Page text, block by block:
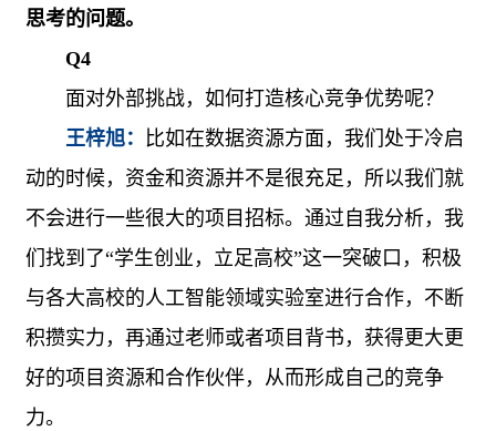
思考的问题。
Q4
面对外部挑战，如何打造核心竞争优势呢？
王梓旭： 比如在数据资源方面，我们处于冷启
动的时候，资金和资源并不是很充足，所以我们就
不会进行一些很大的项目招标。通过自我分析，我
们找到了“学生创业，立足高校”这一突破口，积极
与各大高校的人工智能领域实验室进行合作，不断
积攒实力，再通过老师或者项目背书，获得更大更
好的项目资源和合作伙伴，从而形成自己的竞争
力。